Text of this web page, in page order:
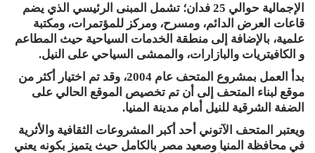
الإجمالية حوالي 25 فدان؛ تشمل المبنى الرئيسي الذي يضم
قاعات العرض الدائم، ومسرح، ومركز للمؤتمرات، ومكتبة
علمية، بالإضافة إلى منطقة الخدمات السياحية حيث المطاعم
و الكافيتريات والبازارات، والممشى السياحي على النيل.
بدأ العمل بمشروع المتحف عام 2004، وقد تم اختيار أكثر من
موقع لبناء المتحف إلى أن تم تخصيص الموقع الحالي على
الضفة الشرقية للنيل أمام مدينة المنيا.
ويعتبر المتحف الآتوني أحد أكبر المشروعات الثقافية والأثرية
في محافظة المنيا وصعيد مصر بالكامل حيث يتميز بكونه يعني